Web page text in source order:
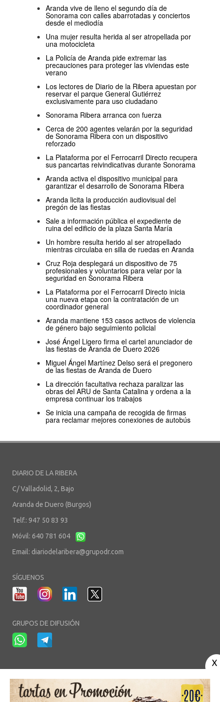
Aranda vive de lleno el segundo día de
Sonorama con calles abarrotadas y conciertos
desde el mediodía
Una mujer resulta herida al ser atropellada por
una motocicleta
La Policía de Aranda pide extremar las
precauciones para proteger las viviendas este
verano
Los lectores de Diario de la Ribera apuestan por
reservar el parque General Gutiérrez
exclusivamente para uso ciudadano
Sonorama Ribera arranca con fuerza
Cerca de 200 agentes velarán por la seguridad
de Sonorama Ribera con un dispositivo
reforzado
La Plataforma por el Ferrocarril Directo recupera
sus pancartas reivindicativas durante Sonorama
Aranda activa el dispositivo municipal para
garantizar el desarrollo de Sonorama Ribera
Aranda licita la producción audiovisual del
pregón de las fiestas
Sale a información pública el expediente de
ruina del edificio de la plaza Santa María
Un hombre resulta herido al ser atropellado
mientras circulaba en silla de ruedas en Aranda
Cruz Roja desplegará un dispositivo de 75
profesionales y voluntarios para velar por la
seguridad en Sonorama Ribera
La Plataforma por el Ferrocarril Directo inicia
una nueva etapa con la contratación de un
coordinador general
Aranda mantiene 153 casos activos de violencia
de género bajo seguimiento policial
José Ángel Ligero firma el cartel anunciador de
las fiestas de Aranda de Duero 2026
Miguel Ángel Martínez Delso será el pregonero
de las fiestas de Aranda de Duero
La dirección facultativa rechaza paralizar las
obras del ARU de Santa Catalina y ordena a la
empresa continuar los trabajos
Se inicia una campaña de recogida de firmas
para reclamar mejores conexiones de autobús
DIARIO DE LA RIBERA
C/ Valladolid, 2, Bajo
Aranda de Duero (Burgos)
Telf.: 947 50 83 93
Móvil: 640 781 604
Email: diariodelaribera@grupodr.com
SÍGUENOS
GRUPOS DE DIFUSIÓN